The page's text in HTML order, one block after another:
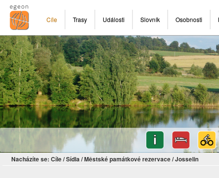
Cíle Trasy Události Slovník Osobnosti
Nacházíte se: Cíle/Sídla/Městské památkové rezervace/Josselin